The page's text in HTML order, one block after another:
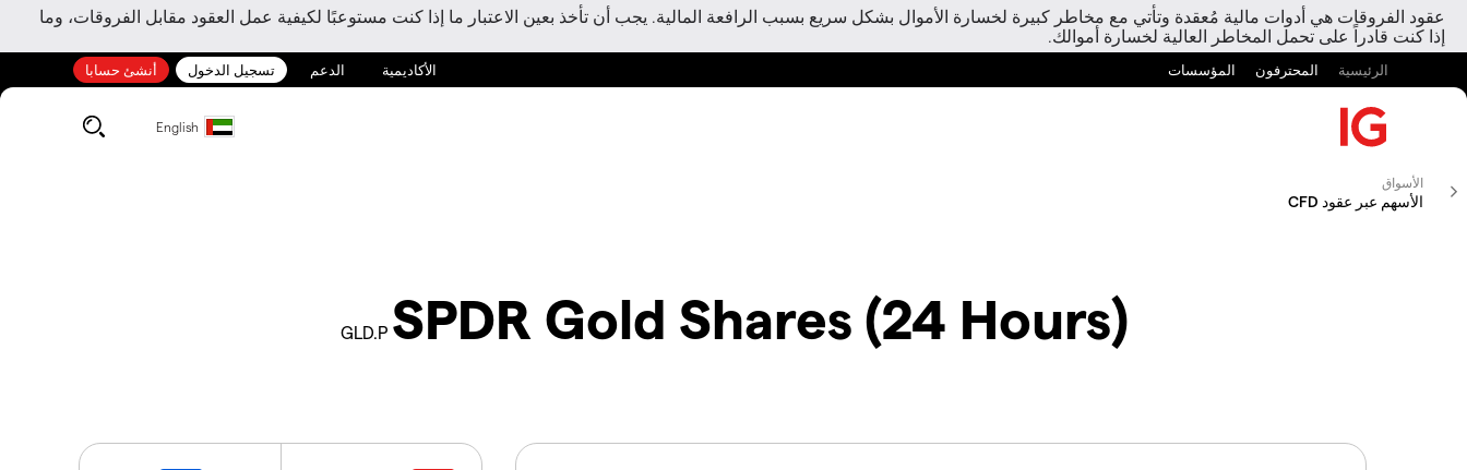
عقود الفروقات هي أدوات مالية مُعقدة وتأتي مع مخاطر كبيرة لخسارة الأموال بشكل سريع بسبب الرافعة المالية. يجب أن تأخذ بعين الاعتبار ما إذا كنت مستوعبًا لكيفية عمل العقود مقابل الفروقات، وما
إذا كنت قادراً على تحمل المخاطر العالية لخسارة أموالك.
الرئيسية المحترفون المؤسسات الأكاديمية الدعم تسجيل الدخول أنشئ حسابا
English
الأسواق
الأسهم عبر عقود CFD
SPDR Gold Shares (24 Hours)
GLD.P